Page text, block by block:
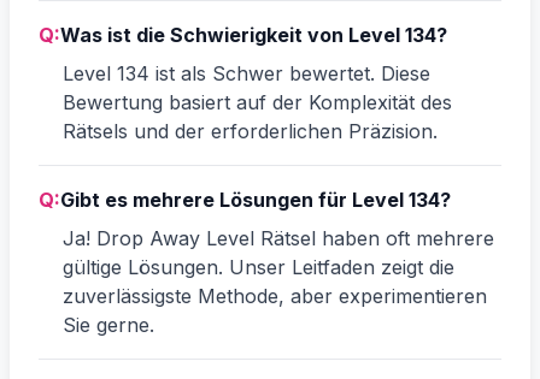
Q:Was ist die Schwierigkeit von Level 134?
Level 134 ist als Schwer bewertet. Diese
Bewertung basiert auf der Komplexität des
Rätsels und der erforderlichen Präzision.
Q:Gibt es mehrere Lösungen für Level 134?
Ja! Drop Away Level Rätsel haben oft mehrere
gültige Lösungen. Unser Leitfaden zeigt die
zuverlässigste Methode, aber experimentieren
Sie gerne.